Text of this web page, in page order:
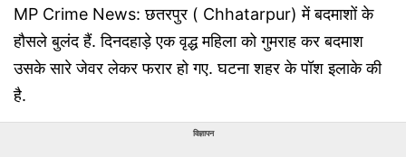
MP Crime News: छतरपुर ( Chhatarpur) में बदमाशों के
हौसले बुलंद हैं. दिनदहाड़े एक वृद्ध महिला को गुमराह कर बदमाश
उसके सारे जेवर लेकर फरार हो गए. घटना शहर के पॉश इलाके की
है.
विज्ञापन